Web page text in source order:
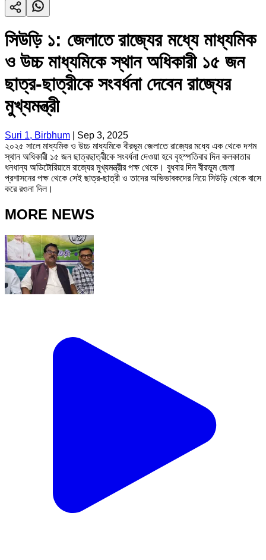
সিউড়ি ১: জেলাতে রাজ্যের মধ্যে মাধ্যমিক
ও উচ্চ মাধ্যমিকে স্থান অধিকারী ১৫ জন
ছাত্র-ছাত্রীকে সংবর্ধনা দেবেন রাজ্যের
মুখ্যমন্ত্রী
Suri 1, Birbhum
Sep 3, 2025
২০২৫ সালে মাধ্যমিক ও উচ্চ মাধ্যমিকে বীরভূম জেলাতে রাজ্যের মধ্যে এক থেকে দশম
স্থান অধিকারী ১৫ জন ছাত্রছাত্রীকে সংবর্ধনা দেওয়া হবে বৃহস্পতিবার দিন কলকাতার
ধনধান্য অডিটোরিয়ামে রাজ্যের মুখ্যমন্ত্রীর পক্ষ থেকে। বুধবার দিন বীরভূম জেলা
প্রশাসনের পক্ষ থেকে সেই ছাত্র-ছাত্রী ও তাদের অভিভাবকদের নিয়ে সিউড়ি থেকে বাসে
করে রওনা দিল।
MORE NEWS